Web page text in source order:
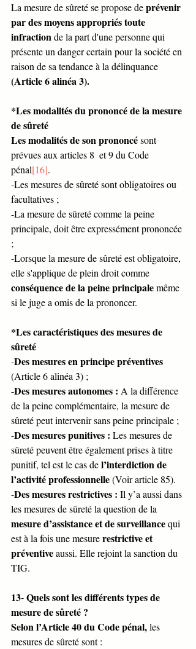
La mesure de sûreté se propose de prévenir
par des moyens appropriés toute
infraction de la part d'une personne qui
présente un danger certain pour la société en
raison de sa tendance à la délinquance
(Article 6 alinéa 3).
*Les modalités du prononcé de la mesure
de sûreté
Les modalités de son prononcé sont
prévues aux articles 8  et 9 du Code
pénal[16].
-Les mesures de sûreté sont obligatoires ou
facultatives ;
-La mesure de sûreté comme la peine
principale, doit être expressément prononcée
;
-Lorsque la mesure de sûreté est obligatoire,
elle s'applique de plein droit comme
conséquence de la peine principale même
si le juge a omis de la prononcer.
*Les caractéristiques des mesures de
sûreté
-Des mesures en principe préventives
(Article 6 alinéa 3) ;
-Des mesures autonomes : A la différence
de la peine complémentaire, la mesure de
sûreté peut intervenir sans peine principale ;
-Des mesures punitives : Les mesures de
sûreté peuvent être également prises à titre
punitif, tel est le cas de l’interdiction de
l’activité professionnelle (Voir article 85).
-Des mesures restrictives : Il y’a aussi dans
les mesures de sûreté la question de la
mesure d’assistance et de surveillance qui
est à la fois une mesure restrictive et
préventive aussi. Elle rejoint la sanction du
TIG.
13- Quels sont les différents types de
mesure de sûreté ?
Selon l’Article 40 du Code pénal, les
mesures de sûreté sont :